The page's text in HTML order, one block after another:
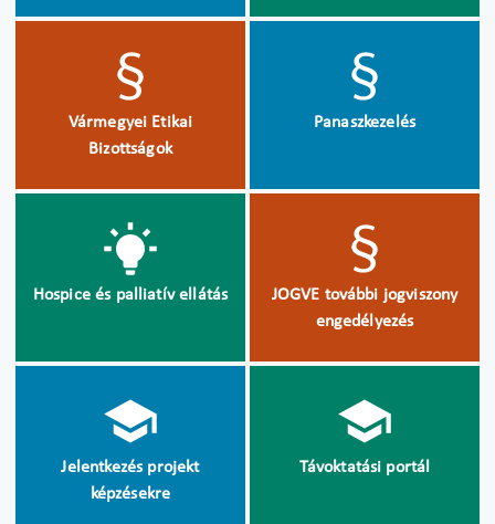
Vármegyei Etikai
Bizottságok
Panaszkezelés
Hospice és palliatív ellátás
JOGVE további jogviszony
engedélyezés
Jelentkezés projekt
képzésekre
Távoktatási portál